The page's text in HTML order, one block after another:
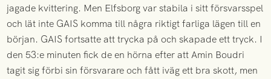
jagade kvittering. Men Elfsborg var stabila i sitt försvarsspel
och lät inte GAIS komma till några riktigt farliga lägen till en
början. GAIS fortsatte att trycka på och skapade ett tryck. I
den 53:e minuten fick de en hörna efter att Amin Boudri
tagit sig förbi sin försvarare och fått iväg ett bra skott, men